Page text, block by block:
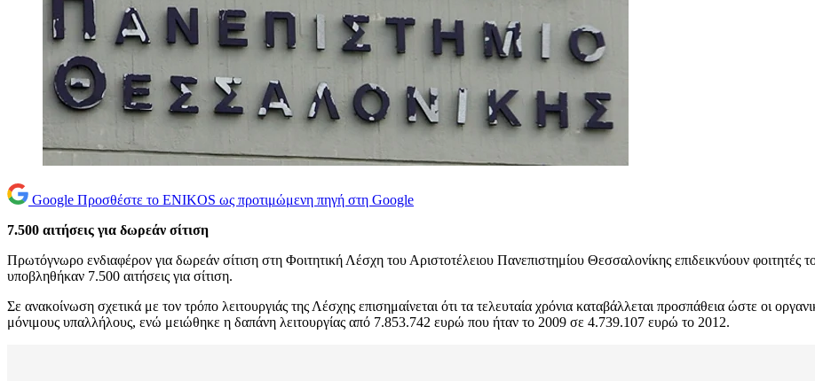
Google Προσθέστε το ENIKOS ως προτιμώμενη πηγή στη Google
7.500 αιτήσεις για δωρεάν σίτιση
Πρωτόγνωρο ενδιαφέρον για δωρεάν σίτιση στη Φοιτητική Λέσχη του Αριστοτέλειου Πανεπιστημίου Θεσσαλονίκης επιδεικνύουν
υποβληθήκαν 7.500 αιτήσεις για σίτιση.
Σε ανακοίνωση σχετικά με τον τρόπο λειτουργιάς της Λέσχης επισημαίνεται ότι τα τελευταία χρόνια καταβάλλεται προσπάθεια ώστε οι
μόνιμους υπαλλήλους, ενώ μειώθηκε η δαπάνη λειτουργίας από 7.853.742 ευρώ που ήταν το 2009 σε 4.739.107 ευρώ το 2012.